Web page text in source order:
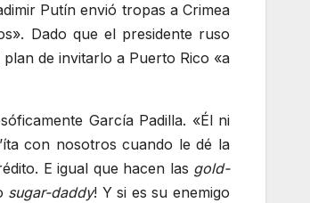
Putín envió tropas a Crimea
Dado que el presidente ruso
de invitarlo a Puerto Rico «a
García Padilla. «Él ni
con nosotros cuando le dé la
E igual que hacen las gold-
sugar-daddy! Y si es su enemigo